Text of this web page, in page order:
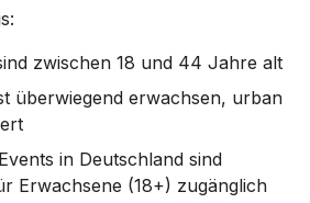
zwischen 18 und 44 Jahre alt
überwiegend erwachsen, urban
in Deutschland sind
Erwachsene (18+) zugänglich